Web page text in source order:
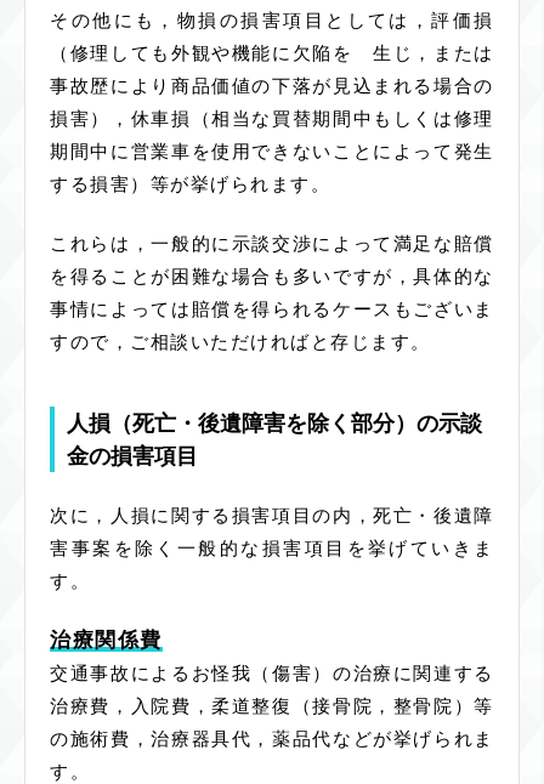
その他にも，物損の損害項目としては，評価損
（修理しても外観や機能に欠陥を 生じ，または
事故歴により商品価値の下落が見込まれる場合の
損害），休車損（相当な買替期間中もしくは修理
期間中に営業車を使用できないことによって発生
する損害）等が挙げられます。
これらは，一般的に示談交渉によって満足な賠償
を得ることが困難な場合も多いですが，具体的な
事情によっては賠償を得られるケースもございま
すので，ご相談いただければと存じます。
人損（死亡・後遺障害を除く部分）の示談
金の損害項目
次に，人損に関する損害項目の内，死亡・後遺障
害事案を除く一般的な損害項目を挙げていきま
す。
治療関係費
交通事故によるお怪我（傷害）の治療に関連する
治療費，入院費，柔道整復（接骨院，整骨院）等
の施術費，治療器具代，薬品代などが挙げられま
す。